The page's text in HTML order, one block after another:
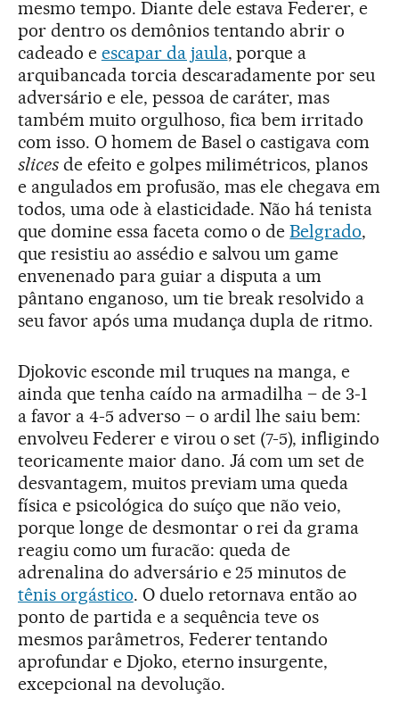
mesmo tempo. Diante dele estava Federer, e
por dentro os demônios tentando abrir o
cadeado e escapar da jaula, porque a
arquibancada torcia descaradamente por seu
adversário e ele, pessoa de caráter, mas
também muito orgulhoso, fica bem irritado
com isso. O homem de Basel o castigava com
slicesde efeito e golpes milimétricos, planos
e angulados em profusão, mas ele chegava em
todos, uma ode à elasticidade. Não há tenista
que domine essa faceta como o deBelgrado,
que resistiu ao assédio e salvou um game
envenenado para guiar a disputa a um
pântano enganoso, um tie break resolvido a
seu favor após uma mudança dupla de ritmo.
Djokovic esconde mil truques na manga, e
ainda que tenha caído na armadilha – de 3-1
a favor a 4-5 adverso – o ardil lhe saiu bem:
envolveu Federer e virou o set (7-5), infligindo
teoricamente maior dano. Já com um set de
desvantagem, muitos previam uma queda
física e psicológica do suíço que não veio,
porque longe de desmontar o rei da grama
reagiu como um furacão: queda de
adrenalina do adversário e 25 minutos de
tênis orgástico. O duelo retornava então ao
ponto de partida e a sequência teve os
mesmos parâmetros, Federer tentando
aprofundar e Djoko, eterno insurgente,
excepcional na devolução.